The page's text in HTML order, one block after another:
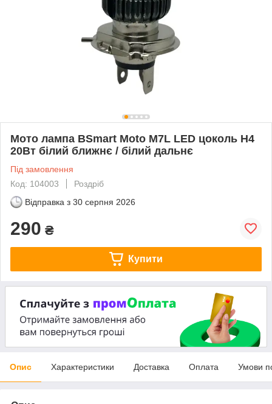
Мото лампа BSmart Moto M7L LED цоколь H4
20Вт білий ближнє / білий дальнє
Під замовлення
Код: 104003
Роздріб
Відправка з 30 серпня 2026
290 ₴
Купити
Опис Характеристики Доставка Оплата Умови